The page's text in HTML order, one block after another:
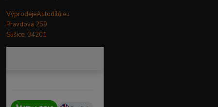
VýprodejeAutodílů.eu
Pravdova 259
Sušice, 34201